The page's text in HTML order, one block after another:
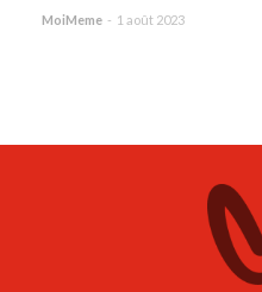
MoiMeme - 1 août 2023